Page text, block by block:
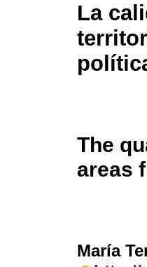
La
The
areas
María